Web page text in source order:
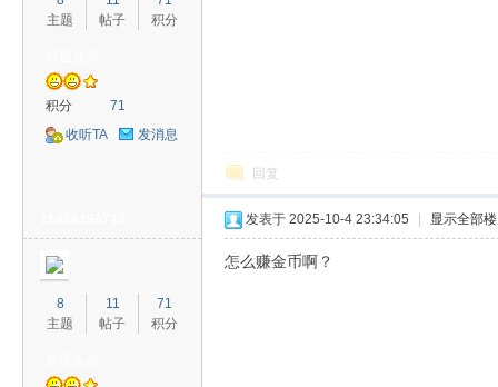
主题
帖子
积分
积分
71
收听TA
发消息
回复
8
主题
11
帖子
71
积分
发表于 2025-10-4 23:34:05 显示全部
怎么赚金币啊？